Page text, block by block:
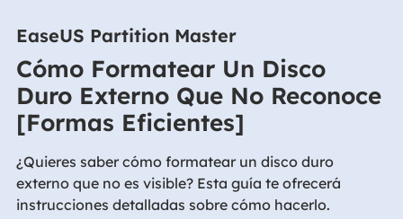
EaseUS Partition Master
Cómo Formatear Un Disco
Duro Externo Que No Reconoce
[Formas Eficientes]
¿Quieres saber cómo formatear un disco duro
externo que no es visible? Esta guía te ofrecerá
instrucciones detalladas sobre cómo hacerlo.